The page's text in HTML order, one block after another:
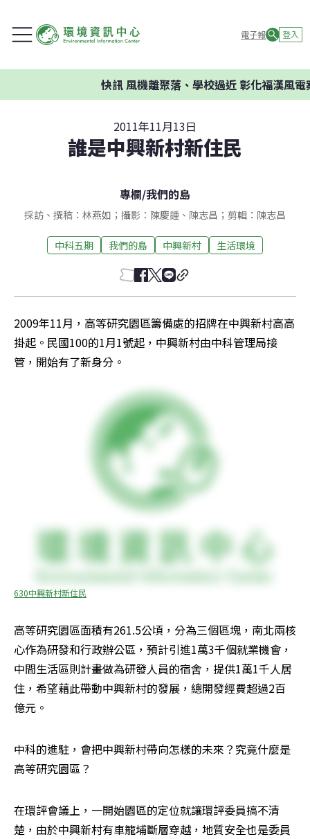
電子報 登入
快訊風機離聚落、學校過近 彰化福漢風電案
2011年11月13日
誰是中興新村新住民
專欄/我們的島
採訪、撰稿：林燕如；攝影：陳慶鍾、陳志昌；剪輯：陳志昌
中科五期 我們的島 中興新村 生活環境
2009年11月，高等研究園區籌備處的招牌在中興新村高高
掛起。民國100的1月1號起，中興新村由中科管理局接
管，開始有了新身分。
630中興新村新住民
高等研究園區面積有261.5公頃，分為三個區塊，南北兩核
心作為研發和行政辦公區，預計引進1萬3千個就業機會，
中間生活區則計畫做為研發人員的宿舍，提供1萬1千人居
住，希望藉此帶動中興新村的發展，總開發經費超過2百
億元。
中科的進駐，會把中興新村帶向怎樣的未來？究竟什麼是
高等研究園區？
在環評會議上，一開始園區的定位就讓環評委員搞不清
楚，由於中興新村有車籠埔斷層穿越，地質安全也是委員